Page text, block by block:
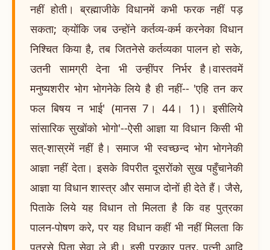
नहीं होती। ब्रह्माजीके विधानमें कभी फरक नहीं पड़
सकता; क्योंकि जब उन्होंने कर्तव्य-कर्म करनेका विधान
निश्चित किया है, तब जितनेसे कर्तव्यका पालन हो सके,
उतनी सामग्री देना भी उन्हींपर निर्भर है।वास्तवमें
मनुष्यशरीर भोग भोगनेके लिये है ही नहीं-- 'एहि तन कर
फल बिषय न भाई' (मानस 7। 44। 1)। इसीलिये
सांसारिक सुखोंको भोगो'--ऐसी आज्ञा या विधान किसी भी
सत्-शास्रमें नहीं है। समाज भी स्वच्छन्द भोग भोगनेकी
आज्ञा नहीं देता। इसके विपरीत दूसरोंको सुख पहुँचानेकी
आज्ञा या विधान शास्त्र और समाज दोनों ही देते हैं। जैसे,
पिताके लिये यह विधान तो मिलता है कि वह पुत्रका
पालन-पोषण करे, पर यह विधान कहीं भी नहीं मिलता कि
पुत्रसे पिता सेवा ले ही। इसी प्रकार पुत्र, पत्नी आदि